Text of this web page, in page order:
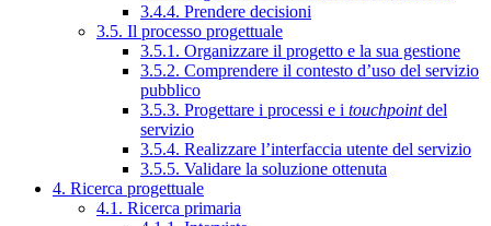
3.4.4. Prendere decisioni
3.5. Il processo progettuale
3.5.1. Organizzare il progetto e la sua gestione
3.5.2. Comprendere il contesto d’uso del servizio
pubblico
3.5.3. Progettare i processi e i touchpointdel
servizio
3.5.4. Realizzare l’interfaccia utente del servizio
3.5.5. Validare la soluzione ottenuta
4. Ricerca progettuale
4.1. Ricerca primaria